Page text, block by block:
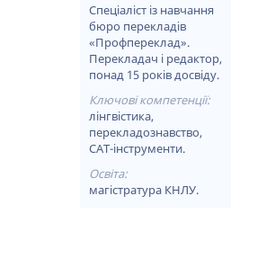
Спеціаліст із навчання
бюро перекладів
«Профпереклад».
Перекладач і редактор,
понад 15 років досвіду.
Ключові компетенції:
лінгвістика,
перекладознавство,
CAT-інструменти.
Освіта:
магістратура КНЛУ.